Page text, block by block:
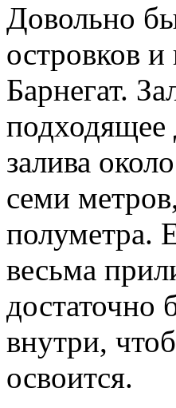
Довольно
островков
Барнегат.
залива
семи
полуметра.
весьма
достаточно
внутри,
освоится.